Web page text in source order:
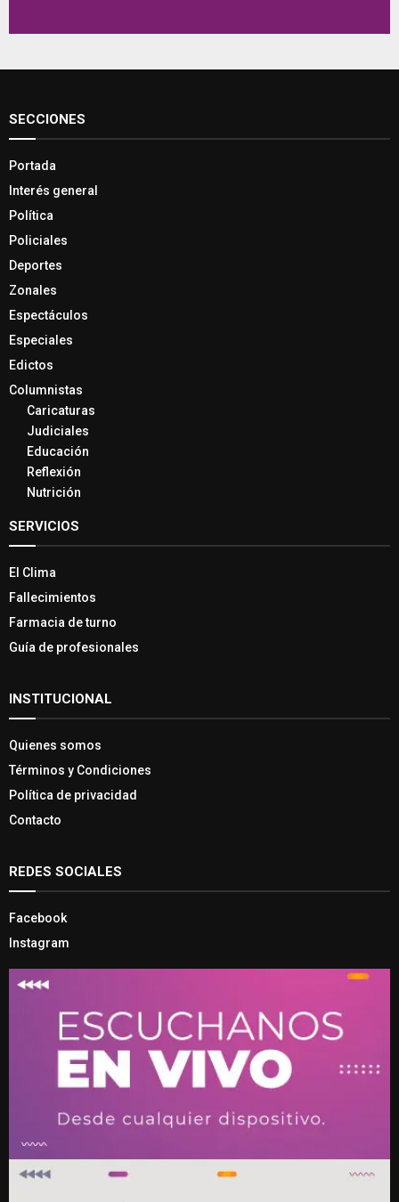
SECCIONES
Portada
Interés general
Política
Policiales
Deportes
Zonales
Espectáculos
Especiales
Edictos
Columnistas
Caricaturas
Judiciales
Educación
Reflexión
Nutrición
SERVICIOS
El Clima
Fallecimientos
Farmacia de turno
Guía de profesionales
INSTITUCIONAL
Quienes somos
Términos y Condiciones
Política de privacidad
Contacto
REDES SOCIALES
Facebook
Instagram